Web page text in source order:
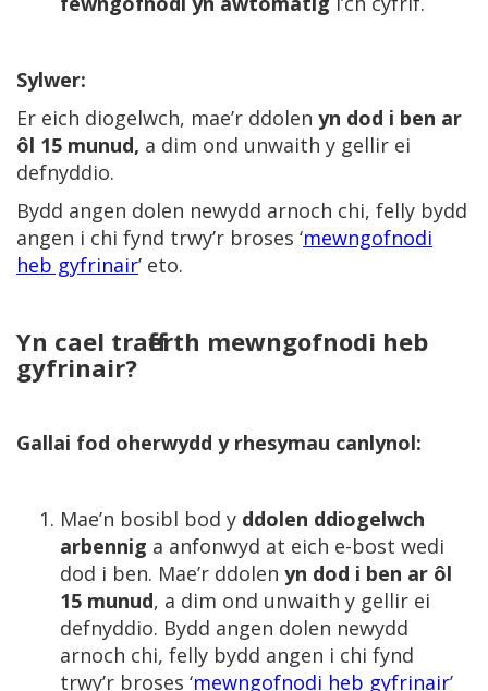
Sylwer:
Er eich diogelwch, mae’r ddolen yn dod i ben ar
ôl 15 munud, a dim ond unwaith y gellir ei
defnyddio.
Bydd angen dolen newydd arnoch chi, felly bydd
angen i chi fynd trwy’r broses ‘mewngofnodi
heb gyfrinair’ eto.
Yn cael trafferth mewngofnodi heb
gyfrinair?
Gallai fod oherwydd y rhesymau canlynol:
Mae’n bosibl bod y ddolen ddiogelwch
arbennig a anfonwyd at eich e-bost wedi
dod i ben. Mae’r ddolen yn dod i ben ar ôl
15 munud, a dim ond unwaith y gellir ei
defnyddio. Bydd angen dolen newydd
arnoch chi, felly bydd angen i chi fynd
trwy’r broses ‘mewngofnodi heb gyfrinair’